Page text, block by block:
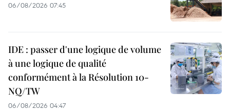
06/08/2026 07:45
IDE : passer d'une logique de volume
à une logique de qualité
conformément à la Résolution 10-
NQ/TW
06/08/2026 04:47